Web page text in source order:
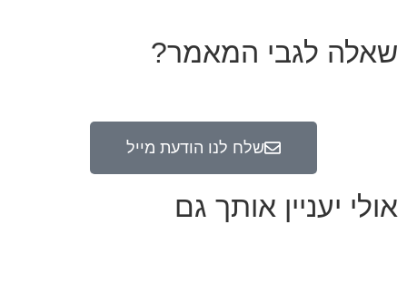
שאלה לגבי המאמר?
שלח לנו הודעת מייל
אולי יעניין אותך גם